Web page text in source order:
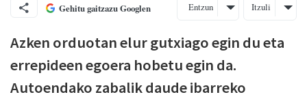
Gehitu gaitzazu Googlen Entzun Itzuli
Azken orduotan elur gutxiago egin du eta
errepideen egoera hobetu egin da.
Autoendako zabalik daude ibarreko